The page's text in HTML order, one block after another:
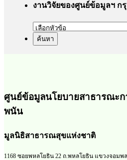
งานวิจัยของศูนย์ข้อมูลฯ ก
ศูนย์ข้อมูลนโยบายสาธารณะ
พนัน
มูลนิธิสาธารณสุขแห่งชาติ
1168 ซอยพหลโยธิน 22 ถ.พหลโยธิน แขวงจอมพ